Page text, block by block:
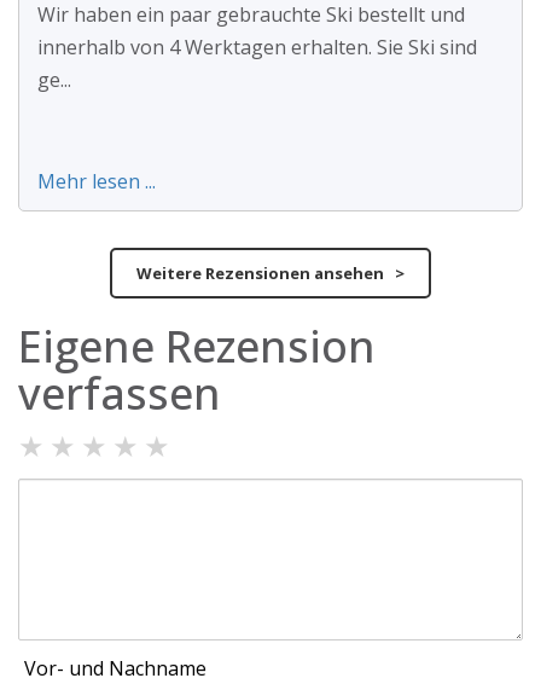
Wir haben ein paar gebrauchte Ski bestellt und
innerhalb von 4 Werktagen erhalten. Sie Ski sind
ge...
Mehr lesen ...
Weitere Rezensionen ansehen >
Eigene Rezension
verfassen
★ ★ ★ ★ ★
Vor- und Nachname